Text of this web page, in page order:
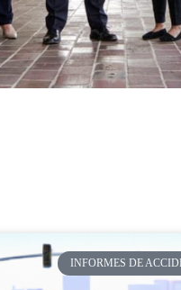
INFORMES DE